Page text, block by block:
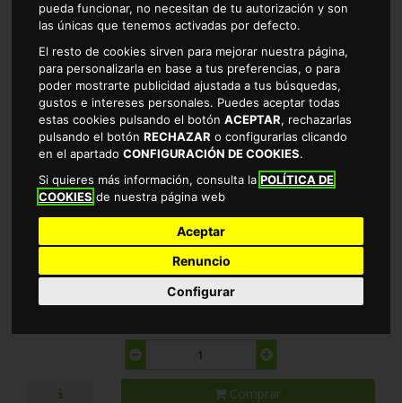
pueda funcionar, no necesitan de tu autorización y son
las únicas que tenemos activadas por defecto.
El resto de cookies sirven para mejorar nuestra página,
para personalizarla en base a tus preferencias, o para
poder mostrarte publicidad ajustada a tus búsquedas,
gustos e intereses personales. Puedes aceptar todas
estas cookies pulsando el botónACEPTAR, rechazarlas
pulsando el botónRECHAZAR o configurarlas clicando
en el apartadoCONFIGURACIÓN DE COOKIES.
Si quieres más información, consulta laPOLÍTICA DE
COOKIES de nuestra página web
Aceptar
Renuncio
Configurar
COPA CHOCOLATE NATA ALTEZA
4X115GR
TIENDA DE POSTRES EN CÁCERES
1.75 €
Comprar